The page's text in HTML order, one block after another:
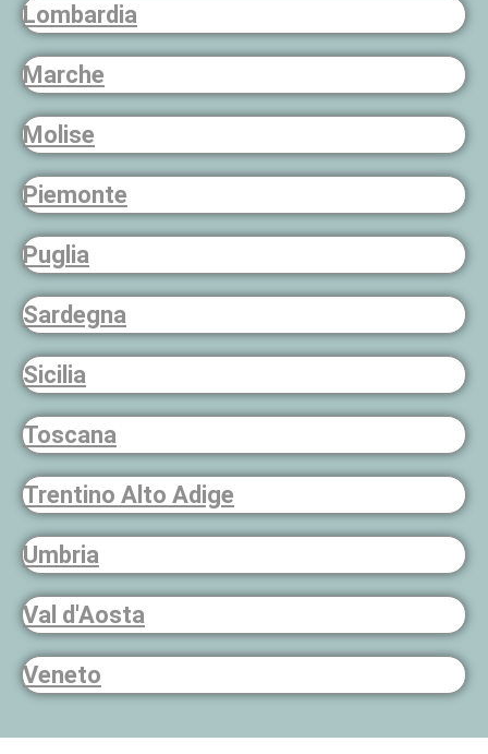
Lombardia
Marche
Molise
Piemonte
Puglia
Sardegna
Sicilia
Toscana
Trentino Alto Adige
Umbria
Val d'Aosta
Veneto